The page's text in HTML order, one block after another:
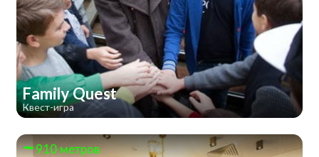
Family Quest
Квест-игра
910 метров